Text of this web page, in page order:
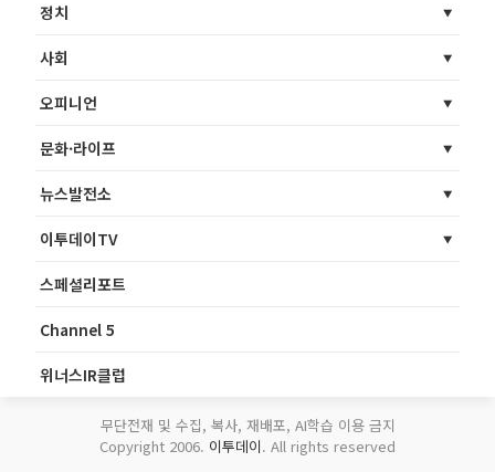
정치
사회
오피니언
문화·라이프
뉴스발전소
이투데이TV
스페셜리포트
Channel 5
위너스IR클럽
무단전재 및 수집, 복사, 재배포, AI학습 이용 금지
Copyright 2006. 이투데이. All rights reserved